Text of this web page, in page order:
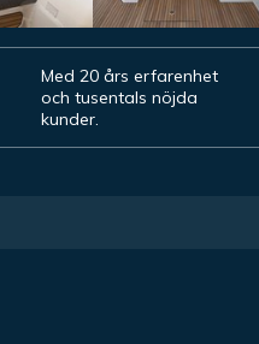
Med 20 års erfarenhet
och tusentals nöjda
kunder.